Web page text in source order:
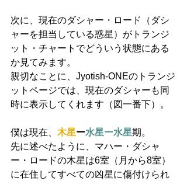
次に、現在のダシャー・ロード（ダシ
ャーを担当している惑星）がトランジ
ット・チャートでどういう状態にある
か見てみます。
親切なことに、Jyotish-ONEのトランジ
ットページでは、現在のダシャーも同
時に表示してくれます（図一番下）。
僕は現在、 木星ー水星ー水星期。
先に述べたように、マハー・ダシャ
ー・ロードの木星は6室（月から8室）
に在住してすべての凶星に傷付けられ